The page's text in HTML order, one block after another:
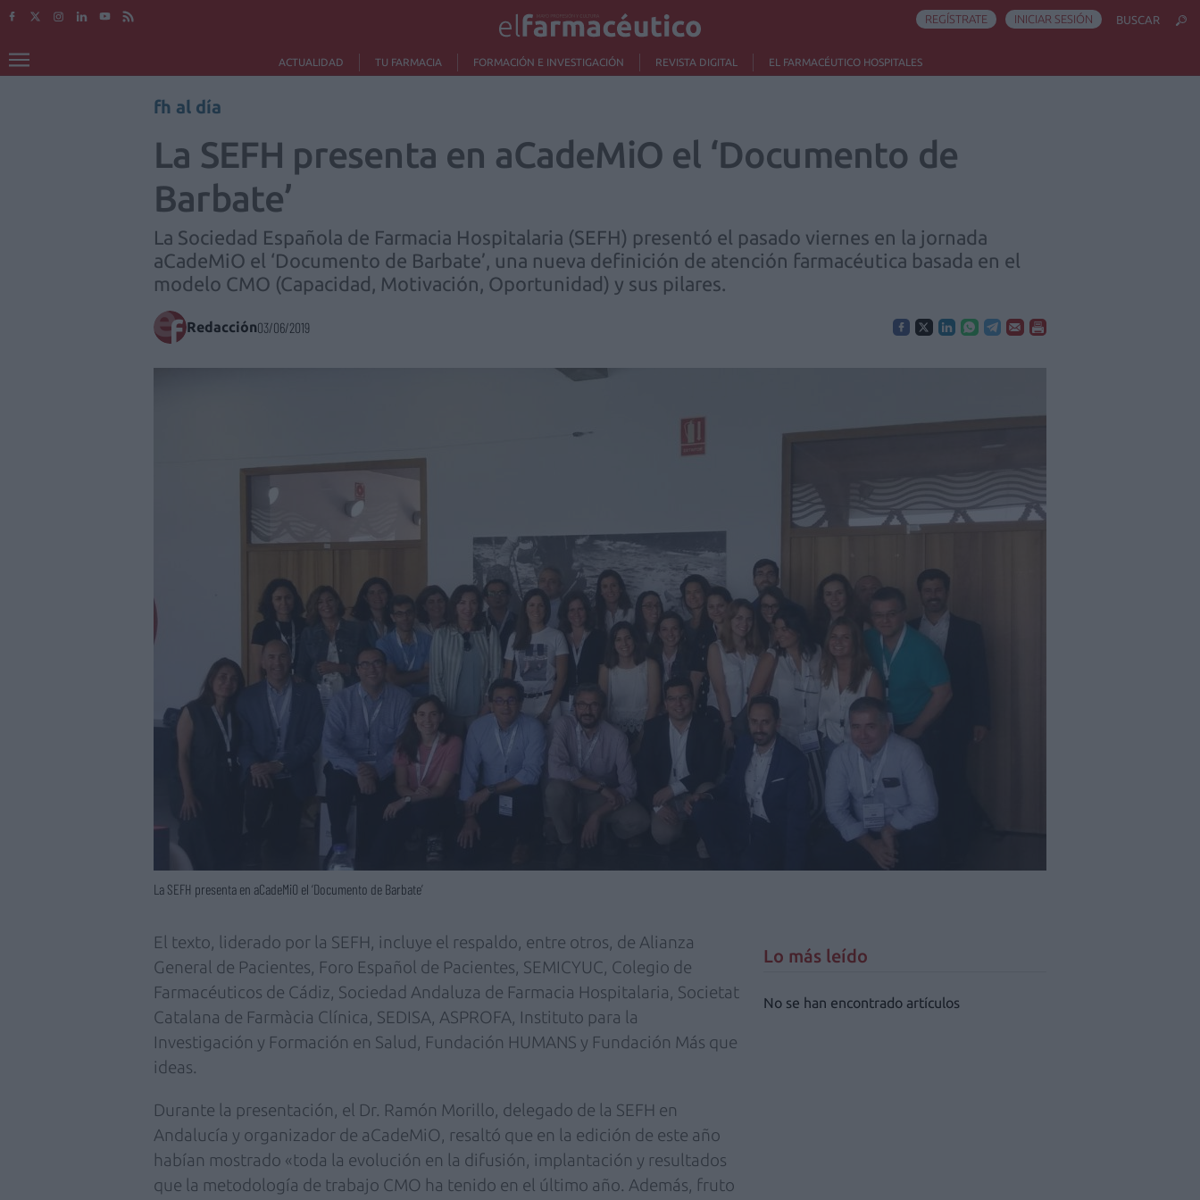
ACTUALIDAD TU FARMACIA FORMACIÓN E INVESTIGACIÓN REVISTA DIGITAL EL FARMACÉUTICO HOSPITALES
REGÍSTRATE INICIAR SESIÓN BUSCAR
fh al día
La SEFH presenta en aCadeMiO el ‘Documento de
Barbate’
La Sociedad Española de Farmacia Hospitalaria (SEFH) presentó el pasado viernes en la jornada
aCadeMiO el ‘Documento de Barbate’, una nueva definición de atención farmacéutica basada en el
modelo CMO (Capacidad, Motivación, Oportunidad) y sus pilares.
Redacción03/06/2019
La SEFH presenta en aCadeMiO el ‘Documento de Barbate’
El texto, liderado por la SEFH, incluye el respaldo, entre otros, de Alianza
General de Pacientes, Foro Español de Pacientes, SEMICYUC, Colegio de
Farmacéuticos de Cádiz, Sociedad Andaluza de Farmacia Hospitalaria, Societat
Catalana de Farmàcia Clínica, SEDISA, ASPROFA, Instituto para la
Investigación y Formación en Salud, Fundación HUMANS y Fundación Más que
ideas.
Durante la presentación, el Dr. Ramón Morillo, delegado de la SEFH en
Andalucía y organizador de aCadeMiO, resaltó que en la edición de este año
habían mostrado «toda la evolución en la difusión, implantación y resultados
que la metodología de trabajo CMO ha tenido en el último año. Además, fruto
Lo más leído
No se han encontrado artículos